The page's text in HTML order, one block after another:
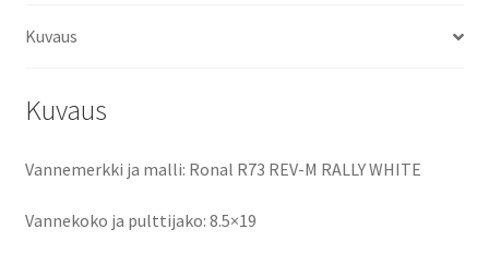
o
Kuvaus
Kuvaus
Vannemerkki ja malli: Ronal R73 REV-M RALLY WHITE
Vannekoko ja pulttijako: 8.5×19